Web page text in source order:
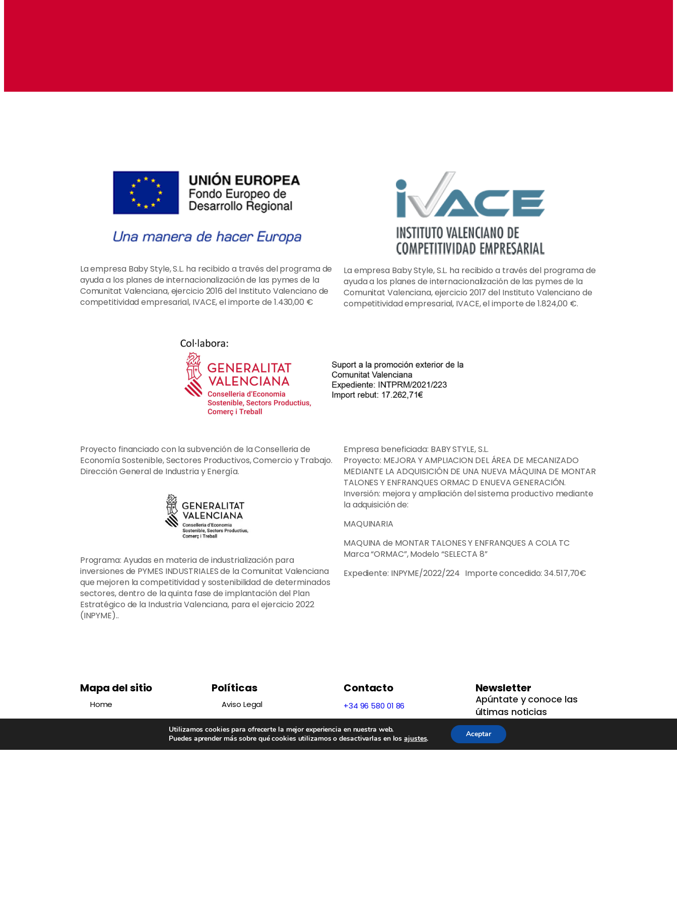
La empresa Baby Style, S.L. ha recibido a través del programa de
ayuda a los planes de internacionalización de las pymes de la
Comunitat Valenciana, ejercicio 2016 del Instituto Valenciano de
competitividad empresarial, IVACE, el importe de 1.430,00 €
La empresa Baby Style, S.L. ha recibido a través del programa de
ayuda a los planes de internacionalización de las pymes de la
Comunitat Valenciana, ejercicio 2017 del Instituto Valenciano de
competitividad empresarial, IVACE, el importe de 1.824,00 €.
Proyecto financiado con la subvención de la Conselleria de
Economía Sostenible, Sectores Productivos, Comercio y Trabajo.
Dirección General de Industria y Energía.
Programa: Ayudas en materia de industrialización para
inversiones de PYMES INDUSTRIALES de la Comunitat Valenciana
que mejoren la competitividad y sostenibilidad de determinados
sectores, dentro de la quinta fase de implantación del Plan
Estratégico de la Industria Valenciana, para el ejercicio 2022
(INPYME)..
Empresa beneficiada: BABY STYLE, S.L.
Proyecto: MEJORA Y AMPLIACION DEL ÁREA DE MECANIZADO
MEDIANTE LA ADQUISICIÓN DE UNA NUEVA MÁQUINA DE MONTAR
TALONES Y ENFRANQUES ORMAC D ENUEVA GENERACIÓN.
Inversión: mejora y ampliación del sistema productivo mediante
la adquisición de:
MAQUINARIA
MAQUINA de MONTAR TALONES Y ENFRANQUES A COLA TC
Marca “ORMAC”, Modelo “SELECTA 8”
Expediente: INPYME/2022/224 Importe concedido: 34.517,70€
Mapa del sitio
Home
Children Shoes Magazine
Casual
Políticas
Aviso Legal
Política de privacidad
Política de Cookies
Contacto
+34 96 580 01 86
Polígono Industrial El Rubial
Calle 2, nº 1, Parcela 147
Newsletter
Apúntate y conoce las
últimas noticias
He leído y acepto los términos y
Utilizamos cookies para ofrecerte la mejor experiencia en nuestra web.
Puedes aprender más sobre qué cookies utilizamos o desactivarlas en losajustes. Aceptar